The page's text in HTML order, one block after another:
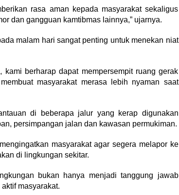
rasa aman kepada masyarakat sekaligus
dan gangguan kamtibmas lainnya,” ujarnya.
malam hari sangat penting untuk menekan niat
berharap dapat mempersempit ruang gerak
masyarakat merasa lebih nyaman saat
di beberapa jalur yang kerap digunakan
persimpangan jalan dan kawasan permukiman.
masyarakat agar segera melapor ke
di lingkungan sekitar.
bukan hanya menjadi tanggung jawab
masyarakat.